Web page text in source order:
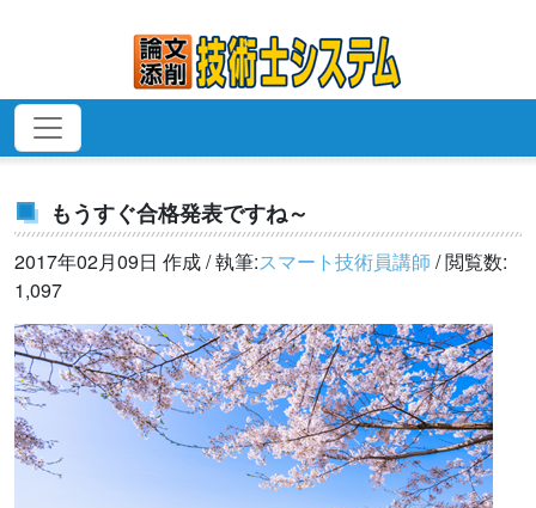
もうすぐ合格発表ですね～
2017年02月09日 作成 / 執筆:スマート技術員講師 / 閲覧数:
1,097